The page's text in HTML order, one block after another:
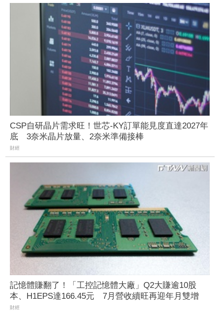
CSP自研晶片需求旺！世芯-KY訂單能見度直達2027年
底 3奈米晶片放量、2奈米準備接棒
財經
記憶體賺翻了！「工控記憶體大廠」Q2大賺逾10股
本、H1EPS達166.45元 7月營收續旺再迎年月雙增
財經